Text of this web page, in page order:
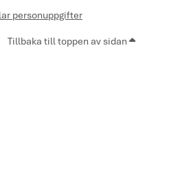
personuppgifter
Tillbaka till toppen av sidan